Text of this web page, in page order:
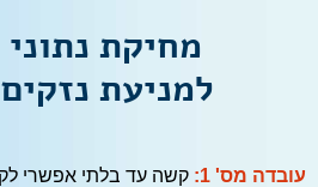
מחיקת
למניעת
עובדה מס' 1: